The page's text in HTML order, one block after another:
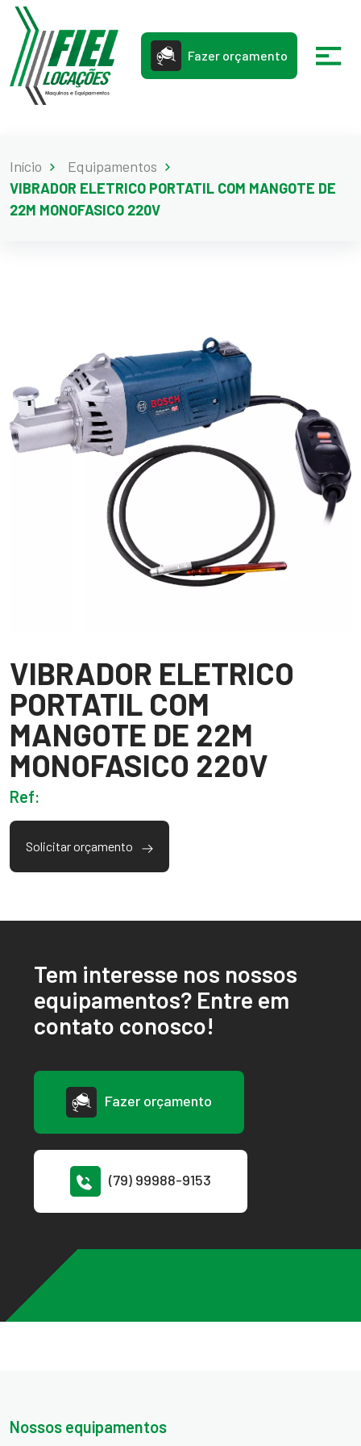
Fazer orçamento
Início
Equipamentos
VIBRADOR ELETRICO PORTATIL COM MANGOTE DE
22M MONOFASICO 220V
VIBRADOR ELETRICO
PORTATIL COM
MANGOTE DE 22M
MONOFASICO 220V
Ref:
Solicitar orçamento
Tem interesse nos nossos
equipamentos? Entre em
contato conosco!
Fazer orçamento
(79) 99988-9153
Nossos equipamentos